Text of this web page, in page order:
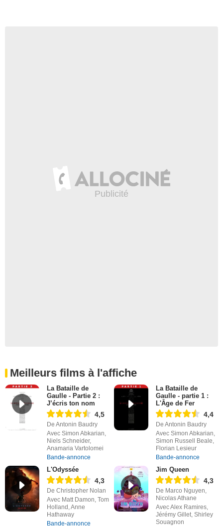
Meilleurs films à l'affiche
La Bataille de
Gaulle - Partie 2 :
J’écris ton nom
4,5
De Antonin Baudry
Avec Simon Abkarian,
Niels Schneider,
Anamaria Vartolomei
Bande-annonce
La Bataille de
Gaulle - partie 1 :
L'Âge de Fer
4,4
De Antonin Baudry
Avec Simon Abkarian,
Simon Russell Beale,
Florian Lesieur
Bande-annonce
L'Odyssée
4,3
De Christopher Nolan
Avec Matt Damon, Tom
Holland, Anne
Hathaway
Bande-annonce
Jim Queen
4,3
De Marco Nguyen,
Nicolas Athane
Avec Alex Ramires,
Jérémy Gillet, Shirley
Souagnon